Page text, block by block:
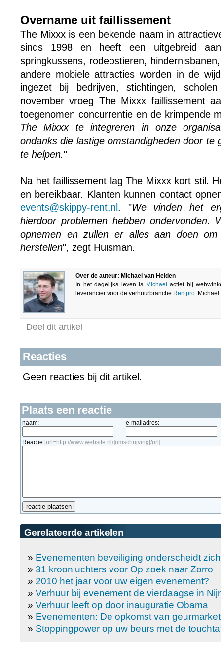
Overname uit faillissement
The Mixxx is een bekende naam in
sinds 1998 en heeft een uitgebreid
springkussens, rodeostieren,
andere mobiele attracties worden in de
ingezet bij bedrijven, stichtingen,
november vroeg The Mixxx faillissement
toegenomen concurrentie en de krimpende
The Mixxx te integreren in onze
ondanks die lastige omstandigheden door te
te helpen."
Na het faillissement lag The Mixxx kort stil.
en bereikbaar. Klanten kunnen contact
events@skippy-rent.nl . "We vinden het
hierdoor problemen hebben ondervonden.
opnemen en zullen er alles aan doen
herstellen", zegt Huisman.
Over de auteur: Michael van Helden
In het dagelijks leven is Michael
actief bij
leverancier voor de verhuurbranche Rentpro.
Deel dit artikel
Reacties
Geen reacties bij dit artikel.
Plaats een reactie
naam: e-mailadres:
Reactie [url=http://www.website.nl/]omschrijving[/url]
Gerelateerde artikelen
» Evenementen beveiliging onderscheidt zich
» 31 kroonluchters voor Op zoek naar Zorro
» 2010 het jaar voor uw eigen evenement?
» Verhuur bij evenement de vierdaagse in
» Verhuur leeft op door inauguratie Obama
» Evenementen: De opkomst van
» Stoppingpower op uw beurs met de